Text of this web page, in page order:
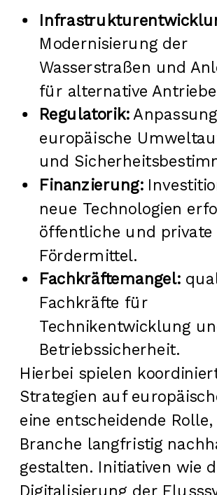
Modernisierung der
Wasserstraßen und
für alternative
Regulatorik:
europäische
und
Finanzierung:
neue Technologien
öffentliche und private
Fördermittel.
Fachkräftemangel:
Fachkräfte für
Technikentwicklung
Betriebssicherheit.
Hierbei spielen
Strategien auf
eine entscheidende
Branche langfristig
gestalten. Initiativen wie
Digitalisierung der